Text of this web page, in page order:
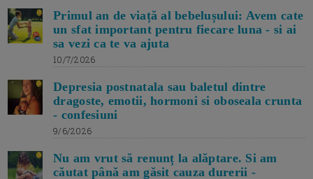
Primul an de viață al bebelușului: Avem cate
un sfat important pentru fiecare luna - si ai
sa vezi ca te va ajuta
10/7/2026
Depresia postnatala sau baletul dintre
dragoste, emotii, hormoni si oboseala crunta
- confesiuni
9/6/2026
Nu am vrut să renunț la alăptare. Si am
căutat până am găsit cauza durerii -